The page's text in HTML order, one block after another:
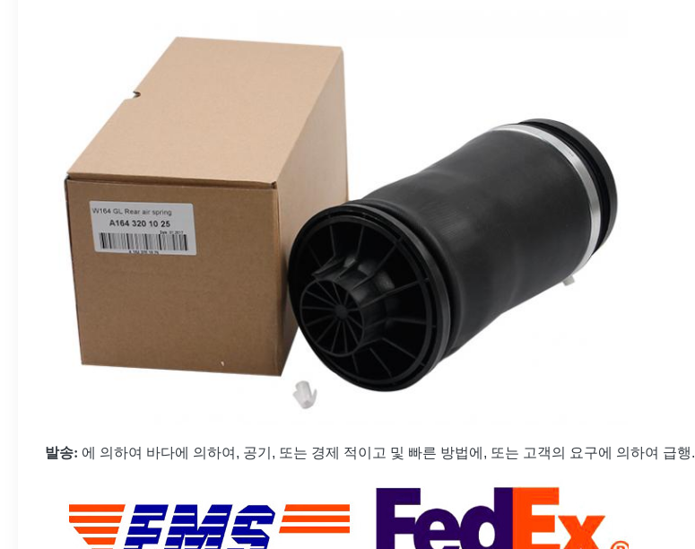
발송: 에 의하여 바다에 의하여, 공기, 또는 경제 적이고 및 빠른 방법에, 또는 고객의 요구에 의하여 급행.